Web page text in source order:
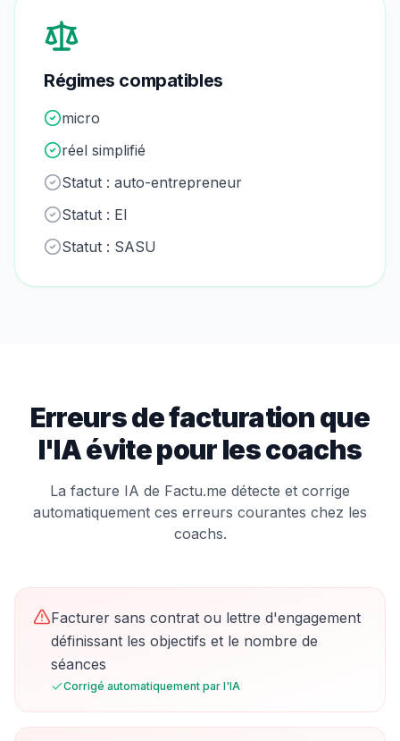
Régimes compatibles
micro
réel simplifié
Statut : auto-entrepreneur
Statut : EI
Statut : SASU
Erreurs de facturation que
l'IA évite pour lescoachs
La facture IA de Factu.me détecte et corrige
automatiquement ces erreurs courantes chez les
coachs.
Facturer sans contrat ou lettre d'engagement
définissant les objectifs et le nombre de
séances
Corrigé automatiquement par l'IA